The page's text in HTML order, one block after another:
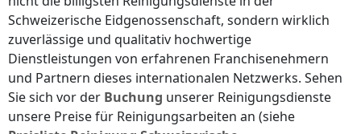
Schweizerische Eidgenossenschaft, sondern wirklich
zuverlässige und qualitativ hochwertige
Dienstleistungen von erfahrenen Franchisenehmern
und Partnern dieses internationalen Netzwerks. Sehen
Sie sich vor der Buchung unserer Reinigungsdienste
unsere Preise für Reinigungsarbeiten an (siehe